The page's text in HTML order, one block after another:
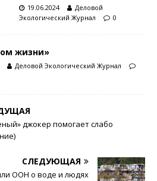
19.06.2024
Деловой
Экологический Журнал
0
жизни»
Деловой Экологический Журнал
джокер помогает слабо
СЛЕДУЮЩАЯ
ООН о воде и людях